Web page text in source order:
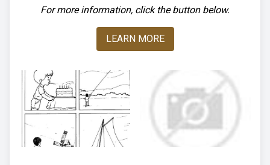
For more information, click the button below.
LEARN MORE